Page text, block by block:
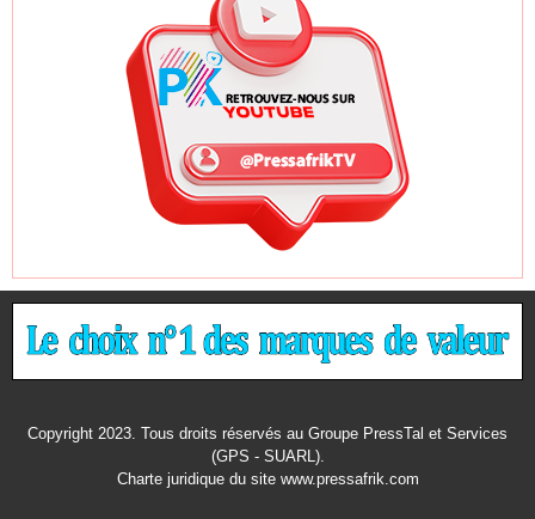
Copyright 2023. Tous droits réservés au Groupe PressTal et Services
(GPS - SUARL).
Charte juridiquedu site www.pressafrik.com